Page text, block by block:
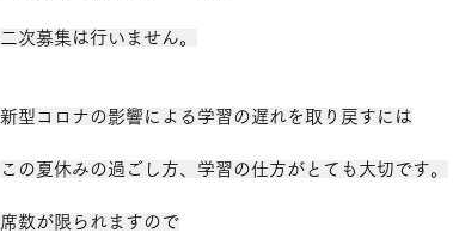
二次募集は行いません。
新型コロナの影響による学習の遅れを取り戻すには
この夏休みの過ごし方、学習の仕方がとても大切です。
席数が限られますので